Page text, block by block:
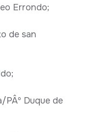
Errondo;
de san
PÂº Duque de